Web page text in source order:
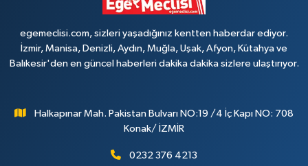
egemeclisi.com, sizleri yaşadığınız kentten haberdar ediyor.
İzmir, Manisa, Denizli, Aydın, Muğla, Uşak, Afyon, Kütahya ve
Balıkesir'den en güncel haberleri dakika dakika sizlere ulaştırıyor.
Halkapınar Mah. Pakistan Bulvarı NO:19 /4 İç Kapı NO: 708
Konak/ İZMİR
0232 376 4213